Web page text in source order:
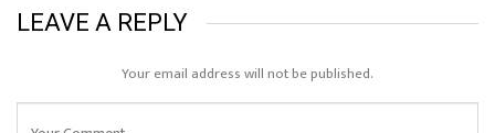
LEAVE A REPLY
Your email address will not be published.